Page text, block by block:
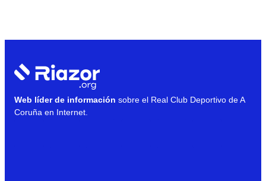
Web líder de información sobre el Real Club Deportivo de A
Coruña en Internet.